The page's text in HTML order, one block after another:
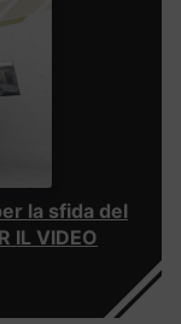
la sfida del
IL VIDEO